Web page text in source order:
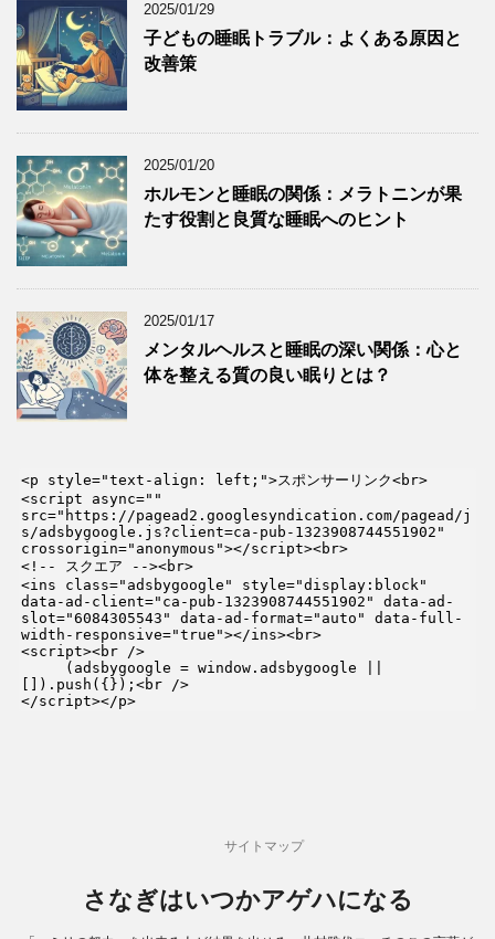
2025/01/29
子どもの睡眠トラブル：よくある原因と
改善策
2025/01/20
ホルモンと睡眠の関係：メラトニンが果
たす役割と良質な睡眠へのヒント
2025/01/17
メンタルヘルスと睡眠の深い関係：心と
体を整える質の良い眠りとは？
<p style="text-align: left;">スポンサーリンク<br>
<script async=""
src="https://pagead2.googlesyndication.com/pagead/j
s/adsbygoogle.js?client=ca-pub-1323908744551902"
crossorigin="anonymous"></script><br>
<!-- スクエア --><br>
<ins class="adsbygoogle" style="display:block"
data-ad-client="ca-pub-1323908744551902" data-ad-
slot="6084305543" data-ad-format="auto" data-full-
width-responsive="true"></ins><br>
<script><br />
[]).push({});<br />
</script></p>
サイトマップ
さなぎはいつかアゲハになる